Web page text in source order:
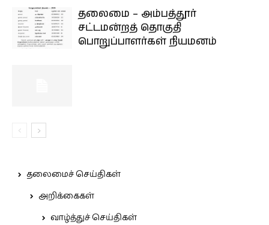
தலைமை – அம்பத்தூர்
சட்டமன்றத் தொகுதி
பொறுப்பாளர்கள் நியமனம்
தலைமைச் செய்திகள்
அறிக்கைகள்
வாழ்த்துச் செய்திகள்